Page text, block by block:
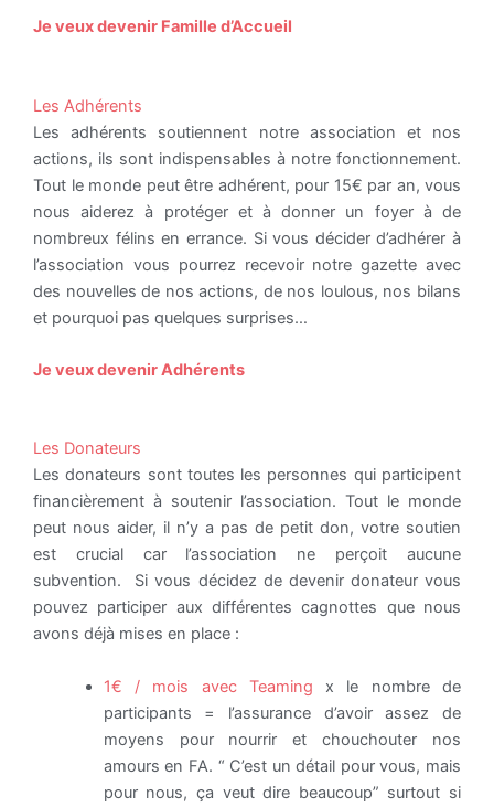
Je veux devenir Famille d’Accueil
Les Adhérents
Les adhérents soutiennent notre association et nos
actions, ils sont indispensables à notre fonctionnement.
Tout le monde peut être adhérent, pour 15€ par an, vous
nous aiderez à protéger et à donner un foyer à de
nombreux félins en errance. Si vous décider d’adhérer à
l’association vous pourrez recevoir notre gazette avec
des nouvelles de nos actions, de nos loulous, nos bilans
et pourquoi pas quelques surprises…
Je veux devenir Adhérents
Les Donateurs
Les donateurs sont toutes les personnes qui participent
financièrement à soutenir l’association. Tout le monde
peut nous aider, il n’y a pas de petit don, votre soutien
est crucial car l’association ne perçoit aucune
subvention. Si vous décidez de devenir donateur vous
pouvez participer aux différentes cagnottes que nous
avons déjà mises en place :
1€ / mois avec Teaming x le nombre de
participants = l’assurance d’avoir assez de
moyens pour nourrir et chouchouter nos
amours en FA. “ C’est un détail pour vous, mais
pour nous, ça veut dire beaucoup” surtout si